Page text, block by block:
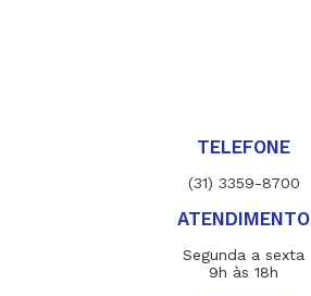
TELEFONE
(31) 3359-8700
ATENDIMENTO
Segunda a sexta
9h às 18h